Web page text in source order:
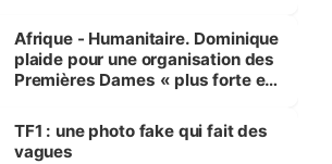
Afrique - Humanitaire. Dominique
plaide pour une organisation des
Premières Dames « plus forte et
sur la scène internationale »
TF1 : une photo fake qui fait des
vagues